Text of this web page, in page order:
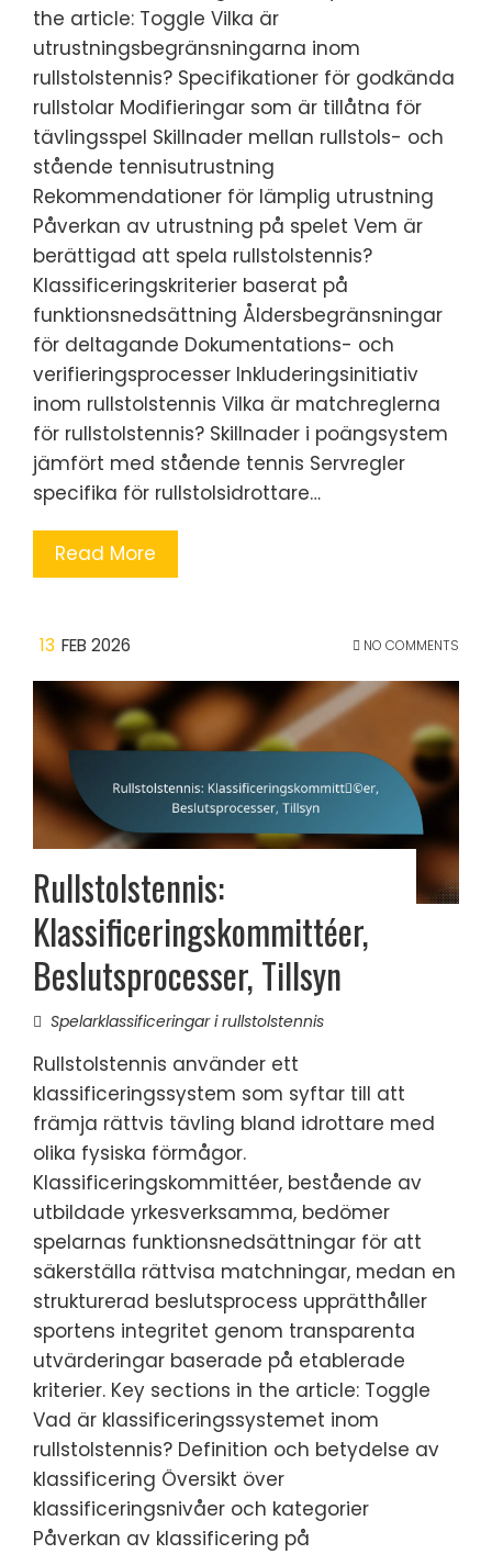
the article: Toggle Vilka är
utrustningsbegränsningarna inom
rullstolstennis? Specifikationer för godkända
rullstolar Modifieringar som är tillåtna för
tävlingsspel Skillnader mellan rullstols- och
stående tennisutrustning
Rekommendationer för lämplig utrustning
Påverkan av utrustning på spelet Vem är
berättigad att spela rullstolstennis?
Klassificeringskriterier baserat på
funktionsnedsättning Åldersbegränsningar
för deltagande Dokumentations- och
verifieringsprocesser Inkluderingsinitiativ
inom rullstolstennis Vilka är matchreglerna
för rullstolstennis? Skillnader i poängsystem
jämfört med stående tennis Servregler
specifika för rullstolsidrottare…
Read More
13 FEB 2026 NO COMMENTS
Rullstolstennis:
Klassificeringskommittéer,
Beslutsprocesser, Tillsyn
Spelarklassificeringar i rullstolstennis
Rullstolstennis använder ett
klassificeringssystem som syftar till att
främja rättvis tävling bland idrottare med
olika fysiska förmågor.
Klassificeringskommittéer, bestående av
utbildade yrkesverksamma, bedömer
spelarnas funktionsnedsättningar för att
säkerställa rättvisa matchningar, medan en
strukturerad beslutsprocess upprätthåller
sportens integritet genom transparenta
utvärderingar baserade på etablerade
kriterier. Key sections in the article: Toggle
Vad är klassificeringssystemet inom
rullstolstennis? Definition och betydelse av
klassificering Översikt över
klassificeringsnivåer och kategorier
Påverkan av klassificering på